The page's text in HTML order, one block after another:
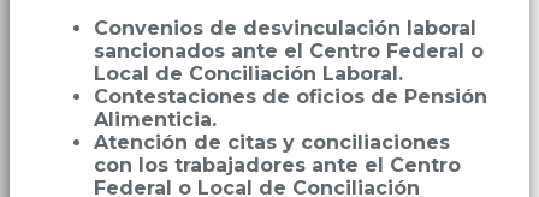
Convenios de desvinculación laboral
sancionados ante el Centro Federal o
Local de Conciliación Laboral.
Contestaciones de oficios de Pensión
Alimenticia.
Atención de citas y conciliaciones
con los trabajadores ante el Centro
Federal o Local de Conciliación